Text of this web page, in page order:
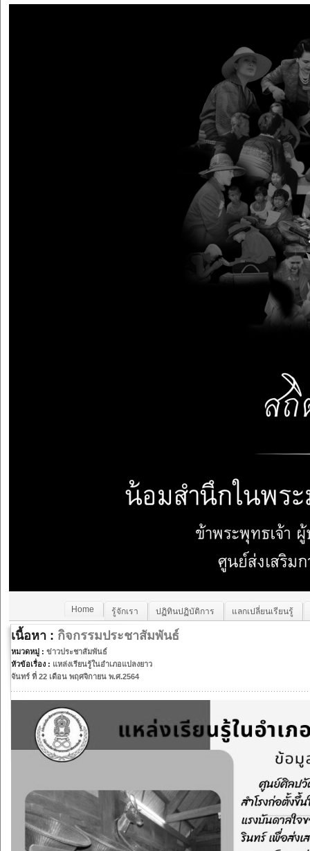
Home รู้จักเรา ปฏิทินปฏิบัติการ แลกเปลี่ยนเรียนรู้
เนื้อหา : กิจกรรมประชาสัมพันธ์
หมวดหมู่ : ข่าวประชาสัมพันธ์
หัวข้อเรื่อง : แหล่งเรียนรู้ในอำเภอแปลงยาว
จันทร์ ที่ 22 เดือน พฤศจิกายน พ.ศ.2564